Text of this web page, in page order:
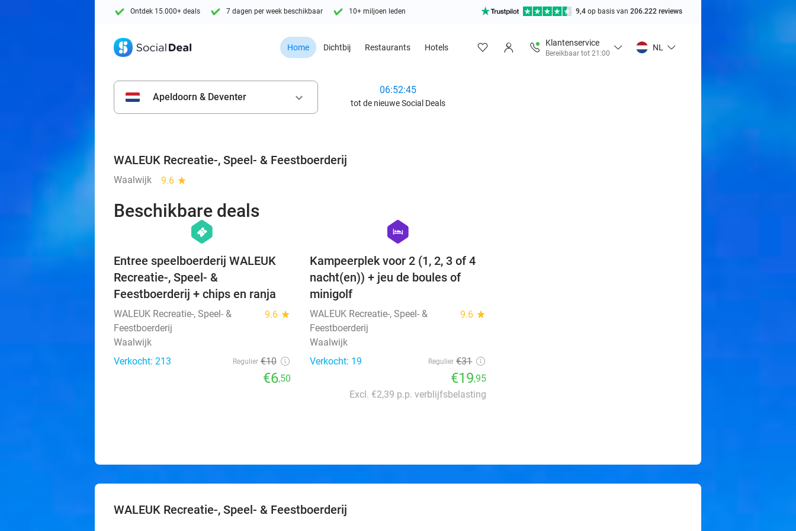
Ontdek 15.000+ deals 7 dagen per week beschikbaar 10+ miljoen leden 9,4 op basis van 206.222 reviews
Home Dichtbij Restaurants Hotels
Klantenservice
Bereikbaar tot 21:00
NL
Apeldoorn & Deventer keyboard_arrow_down
06:52:44
tot de nieuwe Social Deals
WALEUK Recreatie-, Speel- & Feestboerderij
Waalwijk 9.6 star
Beschikbare deals
hexagon
events
Entree speelboerderij WALEUK
Recreatie-, Speel- &
Feestboerderij + chips en ranja
WALEUK Recreatie-, Speel- &
Feestboerderij
9.6 star
Waalwijk
Verkocht: 213
Regulier €10
€6,50
hexagon
hotel
Kampeerplek voor 2 (1, 2, 3 of 4
nacht(en)) + jeu de boules of
minigolf
WALEUK Recreatie-, Speel- &
Feestboerderij
9.6 star
Waalwijk
Verkocht: 19
Regulier €31
€19,95
Excl. €2,39 p.p. verblijfsbelasting
WALEUK Recreatie-, Speel- & Feestboerderij